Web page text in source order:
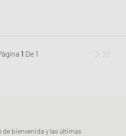
1 De 1
de bienvenida y las últimas